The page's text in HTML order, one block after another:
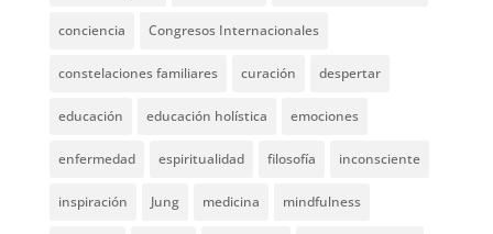
conciencia Congresos Internacionales
constelaciones familiares curación despertar
educación educación holística emociones
enfermedad espiritualidad filosofía inconsciente
inspiración Jung medicina mindfulness